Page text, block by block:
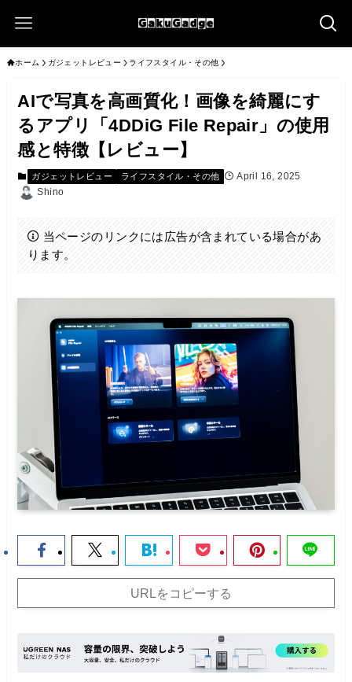
ホーム ガジェットレビュー ライフスタイル・その他
AIで写真を高画質化！画像を綺麗にす
るアプリ「4DDiG File Repair」の使用
感と特徴【レビュー】
ガジェットレビュー ライフスタイル・その他
April 16, 2025
Shino
当ページのリンクには広告が含まれている場合があ
ります。
URLをコピーする